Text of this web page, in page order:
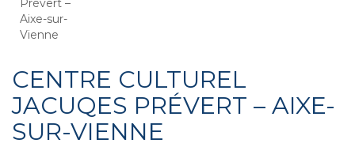
CENTRE CULTUREL
JACUQES PRÉVERT – AIXE-
SUR-VIENNE